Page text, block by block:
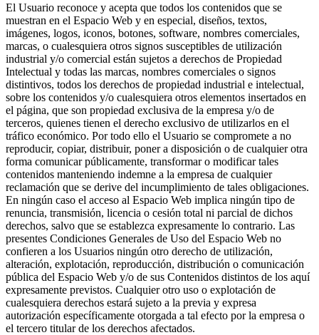
El Usuario reconoce y acepta que todos los contenidos que se
muestran en el Espacio Web y en especial, diseños, textos,
imágenes, logos, iconos, botones, software, nombres comerciales,
marcas, o cualesquiera otros signos susceptibles de utilización
industrial y/o comercial están sujetos a derechos de Propiedad
Intelectual y todas las marcas, nombres comerciales o signos
distintivos, todos los derechos de propiedad industrial e intelectual,
sobre los contenidos y/o cualesquiera otros elementos insertados en
el página, que son propiedad exclusiva de la empresa y/o de
terceros, quienes tienen el derecho exclusivo de utilizarlos en el
tráfico económico. Por todo ello el Usuario se compromete a no
reproducir, copiar, distribuir, poner a disposición o de cualquier otra
forma comunicar públicamente, transformar o modificar tales
contenidos manteniendo indemne a la empresa de cualquier
reclamación que se derive del incumplimiento de tales obligaciones.
En ningún caso el acceso al Espacio Web implica ningún tipo de
renuncia, transmisión, licencia o cesión total ni parcial de dichos
derechos, salvo que se establezca expresamente lo contrario. Las
presentes Condiciones Generales de Uso del Espacio Web no
confieren a los Usuarios ningún otro derecho de utilización,
alteración, explotación, reproducción, distribución o comunicación
pública del Espacio Web y/o de sus Contenidos distintos de los aquí
expresamente previstos. Cualquier otro uso o explotación de
cualesquiera derechos estará sujeto a la previa y expresa
autorización específicamente otorgada a tal efecto por la empresa o
el tercero titular de los derechos afectados.